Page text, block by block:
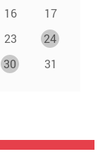
16
17
23
24
30 31